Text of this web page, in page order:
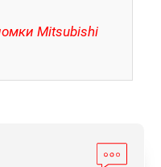
Mitsubishi